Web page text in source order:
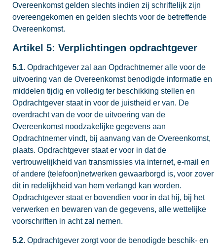
Overeenkomst gelden slechts indien zij schriftelijk zijn
overeengekomen en gelden slechts voor de betreffende
Overeenkomst.
Artikel 5: Verplichtingen opdrachtgever
5.1. Opdrachtgever zal aan Opdrachtnemer alle voor de
uitvoering van de Overeenkomst benodigde informatie en
middelen tijdig en volledig ter beschikking stellen en
Opdrachtgever staat in voor de juistheid er van. De
overdracht van de voor de uitvoering van de
Overeenkomst noodzakelijke gegevens aan
Opdrachtnemer vindt, bij aanvang van de Overeenkomst,
plaats. Opdrachtgever staat er voor in dat de
vertrouwelijkheid van transmissies via internet, e-mail en
of andere (telefoon)netwerken gewaarborgd is, voor zover
dit in redelijkheid van hem verlangd kan worden.
Opdrachtgever staat er bovendien voor in dat hij, bij het
verwerken en bewaren van de gegevens, alle wettelijke
voorschriften in acht zal nemen.
5.2. Opdrachtgever zorgt voor de benodigde beschik- en